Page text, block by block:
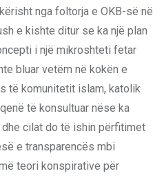
nga foltorja e OKB-së në
e kishte ditur se ka një plan
i një mikroshteti fetar
bluar vetëm në kokën e
të komunitetit islam, katolik
të konsultuar nëse ka
cilat do të ishin përfitimet
e transparencës mbi
teori konspirative për